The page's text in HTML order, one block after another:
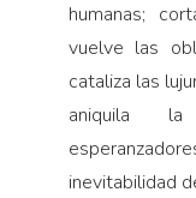
humanas;
vuelve las
cataliza las
aniquila
inevitabilidad